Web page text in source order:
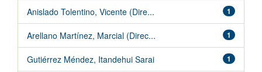
1
Anislado Tolentino, Vicente (Dire...
1
Arellano Martínez, Marcial (Direc...
1
Gutiérrez Méndez, Itandehui Sarai